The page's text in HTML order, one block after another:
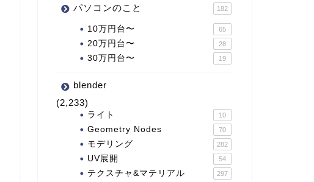
パソコンのこと 182
10万円台〜 65
20万円台〜 28
30万円台〜 19
blender
(2,233)
ライト 10
Geometry Nodes 70
モデリング 282
UV展開 54
テクスチャ&マテリアル 297